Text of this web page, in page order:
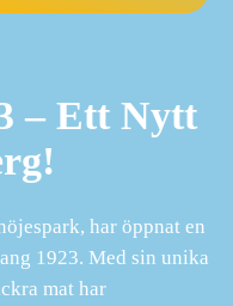
– Ett Nytt
har öppnat en
1923. Med sin unika
mat har